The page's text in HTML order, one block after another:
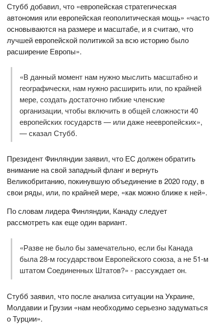
Стубб добавил, что «европейская стратегическая
автономия или европейская геополитическая мощь» «часто
основываются на размере и масштабе, и я считаю, что
лучшей европейской политикой за всю историю было
расширение Европы».
«В данный момент нам нужно мыслить масштабно и
географически, нам нужно расширить или, по крайней
мере, создать достаточно гибкие членские
организации, чтобы включить в общей сложности 40
европейских государств — или даже неевропейских»,
— сказал Стубб.
Президент Финляндии заявил, что ЕС должен обратить
внимание на свой западный фланг и вернуть
Великобританию, покинувшую объединение в 2020 году, в
свои ряды, или, по крайней мере, «как можно ближе к ней».
По словам лидера Финляндии, Канаду следует
рассмотреть как еще один вариант.
«Разве не было бы замечательно, если бы Канада
была 28-м государством Европейского союза, а не 51-м
штатом Соединенных Штатов?» - рассуждает он.
Стубб заявил, что после анализа ситуации на Украине,
Молдавии и Грузии «нам необходимо серьезно задуматься
о Турции».